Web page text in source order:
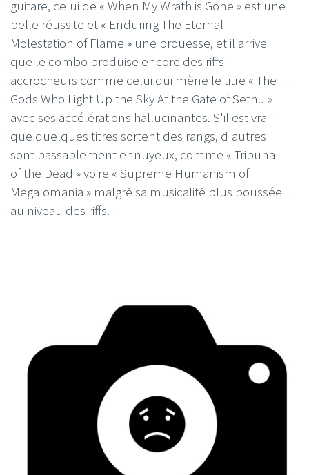
guitare, celui de « When My Wrath is Gone » est une
belle réussite et « Enduring The Eternal
Molestation of Flame » une prouesse, et il arrive
que le combo produise encore des riffs
accrocheurs comme celui qui mène le titre « The
Gods Who Light Up the Sky At the Gate of Sethu »
avec ses accélérations hallucinantes. S'il est vrai
que quelques titres sortent des rangs, d'autres
sont passablement ennuyeux, comme « Tribunal
of the Dead » voire « Supreme Humanism of
Megalomania » malgré sa musicalité plus poussée
au niveau des riffs.